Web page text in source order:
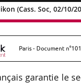
(Cass. Soc, 02/10/
Soc,
Paris - Document
garantie le